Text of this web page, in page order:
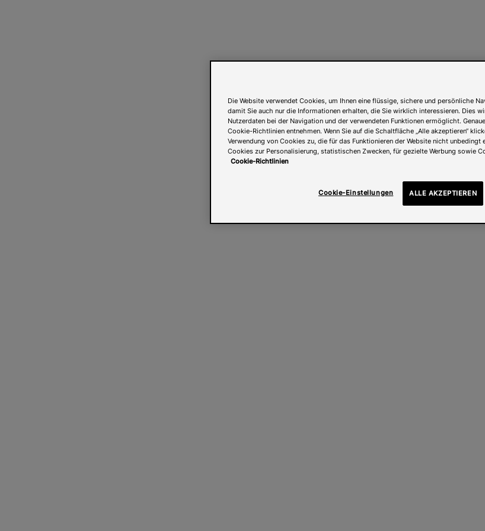
Die Website verwendet Cookies, um Ihnen eine flüssige, sichere und persönliche
damit Sie auch nur die Informationen erhalten, die Sie wirklich interessieren. Dies
Nutzerdaten bei der Navigation und der verwendeten Funktionen ermöglicht.
Cookie-Richtlinien entnehmen. Wenn Sie auf die Schaltfläche „Alle akzeptieren“
Verwendung von Cookies zu, die für das Funktionieren der Website nicht
Cookies zur Personalisierung, statistischen Zwecken, für gezielte Werbung sowie
Cookie-Richtlinien
Cookie-Einstellungen ALLE AKZEPTIEREN